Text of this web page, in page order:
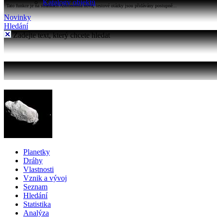
Katalogy objektů
Tato funkce je na stránkách Astronomia nová, testové otázky jsou přidávány postupně...
Novinky
Hledání
Zadejte text, který chcete hledat
Planetky
Dráhy
Vlastnosti
Vznik a vývoj
Seznam
Hledání
Statistika
Analýza